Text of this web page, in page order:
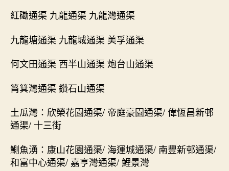
紅磡通渠 九龍通渠 九龍灣通渠
九龍塘通渠 九龍城通渠 美孚通渠
何文田通渠 西半山通渠 炮台山通渠
筲箕灣通渠 鑽石山通渠
土瓜灣：欣榮花園通渠/ 帝庭豪園通渠/ 偉恆昌新邨
通渠/ 十三街
鰂魚湧：康山花園通渠/ 海運城通渠/ 南豐新邨通渠/
和富中心通渠/ 嘉亨灣通渠/ 鯉景灣